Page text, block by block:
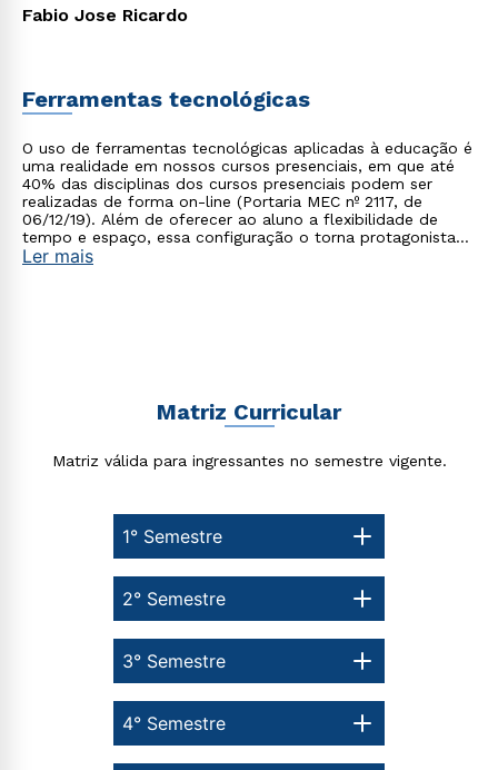
Fabio Jose Ricardo
Ferramentas tecnológicas
O uso de ferramentas tecnológicas aplicadas à educação é
uma realidade em nossos cursos presenciais, em que até
40% das disciplinas dos cursos presenciais podem ser
realizadas de forma on-line (Portaria MEC nº 2117, de
06/12/19). Além de oferecer ao aluno a flexibilidade de
tempo e espaço, essa configuração o torna protagonista
no processo de construção do seu conhecimento.
Ler mais
Matriz Curricular
Matriz válida para ingressantes no semestre vigente.
1° Semestre
4° Semestre
3° Semestre
2° Semestre